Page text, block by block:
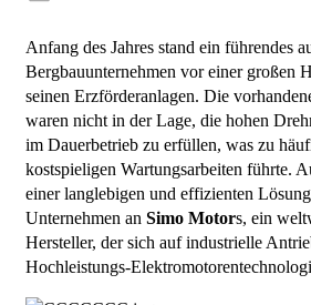
Anfang des Jahres stand ein führendes
Bergbauunternehmen vor einer großen
seinen Erzförderanlagen. Die
waren nicht in der Lage, die hohen
im Dauerbetrieb zu erfüllen, was zu
kostspieligen Wartungsarbeiten führte.
einer langlebigen und effizienten
Unternehmen an Simo Motors, ein
Hersteller, der sich auf industrielle
Hochleistungs-